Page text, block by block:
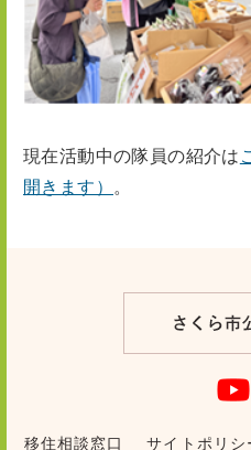
現在活動中の隊員の紹介は
開きます）
。
移住相談窓口 サイトポリシ